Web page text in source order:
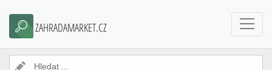
ZAHRADAMARKET.CZ